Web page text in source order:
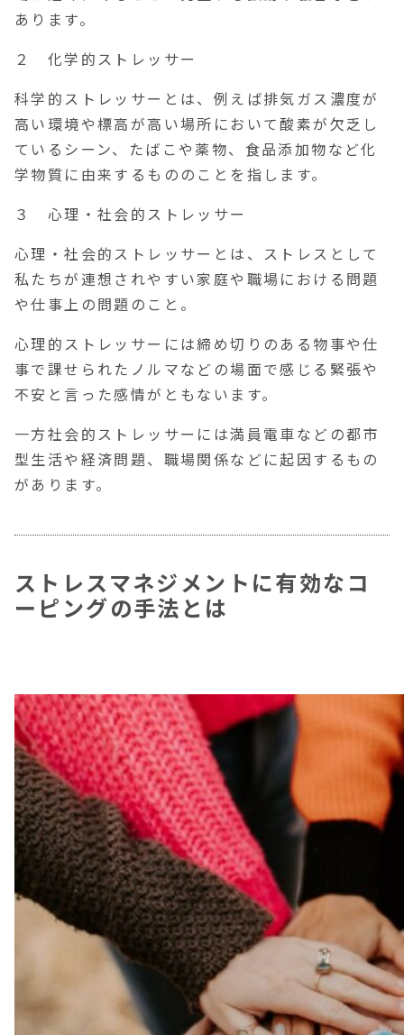
あります。
２ 化学的ストレッサー
科学的ストレッサーとは、例えば排気ガス濃度が
高い環境や標高が高い場所において酸素が欠乏し
ているシーン、たばこや薬物、食品添加物など化
学物質に由来するもののことを指します。
３ 心理・社会的ストレッサー
心理・社会的ストレッサーとは、ストレスとして
私たちが連想されやすい家庭や職場における問題
や仕事上の問題のこと。
心理的ストレッサーには締め切りのある物事や仕
事で課せられたノルマなどの場面で感じる緊張や
不安と言った感情がともないます。
一方社会的ストレッサーには満員電車などの都市
型生活や経済問題、職場関係などに起因するもの
があります。
ストレスマネジメントに有効なコ
ーピングの手法とは